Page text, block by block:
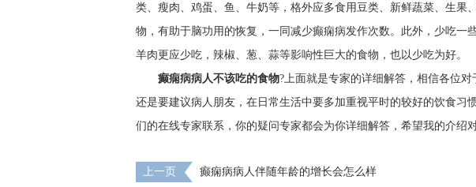
类、瘦肉、鸡蛋、鱼、牛奶等，格外应多食用豆类、新鲜蔬菜、生果
物，有助于脑功用的恢复，一同减少癫痫病发作次数。此外，少吃一
羊肉更应少吃，辣椒、葱、蒜等影响性巨大的食物，也以少吃为好。
癫痫病病人不该吃的食物?上面就是专家的详细解答，相信各位
还是要建议病人朋友，在日常生活中要多加重视平时的较好的饮食习
们的在线专家联系，你的疑问专家都会为你详细解答，希望我的介绍
上一页 癫痫病病人伴随年龄的增长会怎么样